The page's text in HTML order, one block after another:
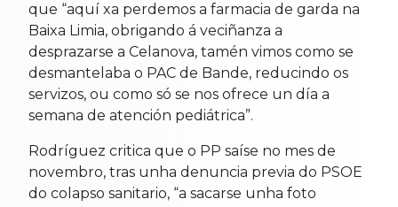
que “aquí xa perdemos a farmacia de garda na
Baixa Limia, obrigando á veciñanza a
desprazarse a Celanova, tamén vimos como se
desmantelaba o PAC de Bande, reducindo os
servizos, ou como só se nos ofrece un día a
semana de atención pediátrica”.
Rodríguez critica que o PP saíse no mes de
novembro, tras unha denuncia previa do PSOE
do colapso sanitario, “a sacarse unha foto